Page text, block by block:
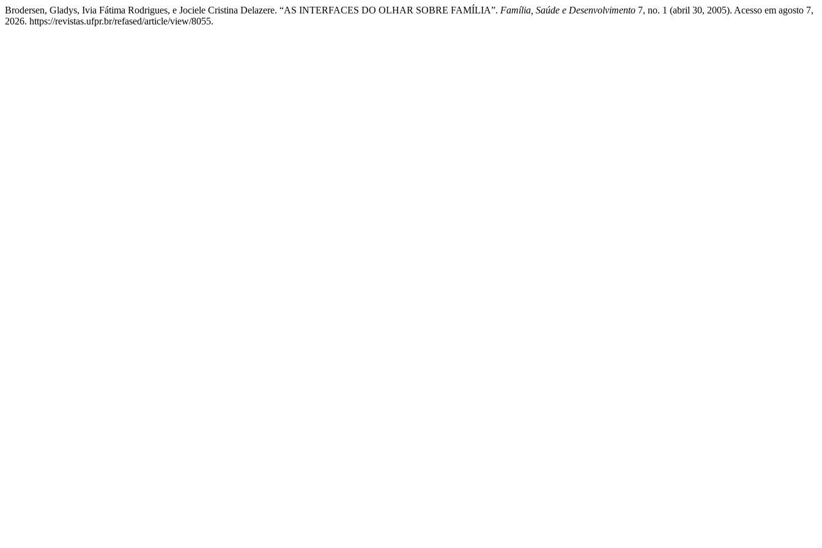
Brodersen, Gladys, Ivia Fátima Rodrigues, e Jociele Cristina Delazere. “AS INTERFACES DO OLHAR SOBRE FAMÍLIA”. Família, Saúde e Desenvolvimento 7, no. 1 (abril 30, 2005). Acesso em agosto 7,
2026. https://revistas.ufpr.br/refased/article/view/8055.